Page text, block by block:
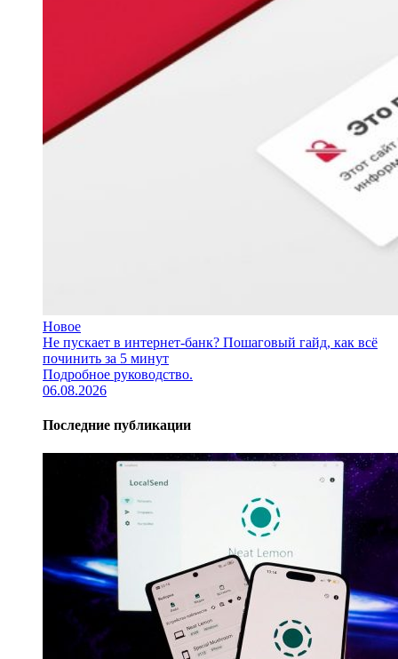
Новое
Не пускает в интернет-банк? Пошаговый гайд, как всё
починить за 5 минут
Подробное руководство.
06.08.2026
Последние публикации